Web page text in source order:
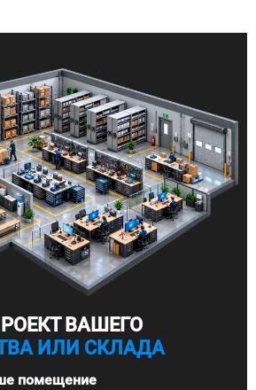
ВАШЕГО
ИЛИ СКЛАДА
помещение